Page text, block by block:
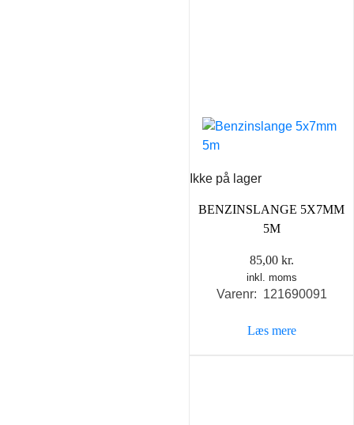
Ikke på lager
BENZINSLANGE 5X7MM
5M
85,00 kr.
inkl. moms
Varenr: 121690091
Læs mere